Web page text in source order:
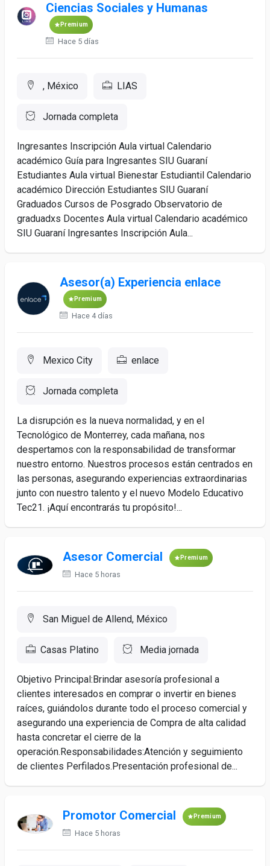
Ciencias Sociales y Humanas
Premium
Hace 5 días
, México LIAS
Jornada completa
Ingresantes Inscripción Aula virtual Calendario
académico Guía para Ingresantes SIU Guaraní
Estudiantes Aula virtual Bienestar Estudiantil Calendario
académico Dirección Estudiantes SIU Guaraní
Graduados Cursos de Posgrado Observatorio de
graduadxs Docentes Aula virtual Calendario académico
SIU Guaraní Ingresantes Inscripción Aula...
Asesor(a) Experiencia enlace
Premium
Hace 4 días
Mexico City enlace
Jornada completa
La disrupción es la nueva normalidad, y en el
Tecnológico de Monterrey, cada mañana, nos
despertamos con la responsabilidad de transformar
nuestro entorno. Nuestros procesos están centrados en
las personas, asegurando experiencias extraordinarias
junto con nuestro talento y el nuevo Modelo Educativo
Tec21. ¡Aquí encontrarás tu propósito!...
Asesor Comercial Premium
Hace 5 horas
San Miguel de Allend, México
Casas Platino Media jornada
Objetivo Principal:Brindar asesoría profesional a
clientes interesados en comprar o invertir en bienes
raíces, guiándolos durante todo el proceso comercial y
asegurando una experiencia de Compra de alta calidad
hasta concretar el cierre de la
operación.Responsabilidades:Atención y seguimiento
de clientes Perfilados.Presentación profesional de...
Promotor Comercial Premium
Hace 5 horas